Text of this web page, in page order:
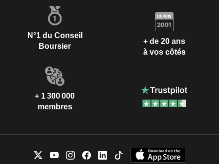
N°1 du Conseil
Boursier
+ de 20 ans
à vos côtés
+ 1 300 000
membres